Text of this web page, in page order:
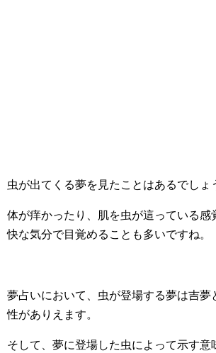
虫が出てくる夢を見たことはあるでしょ
体が痒かったり、肌を虫が這っている感
快な気分で目覚めることも多いですね。
夢占いにおいて、虫が登場する夢は吉夢
性がありえます。
そして、夢に登場した虫によって示す意